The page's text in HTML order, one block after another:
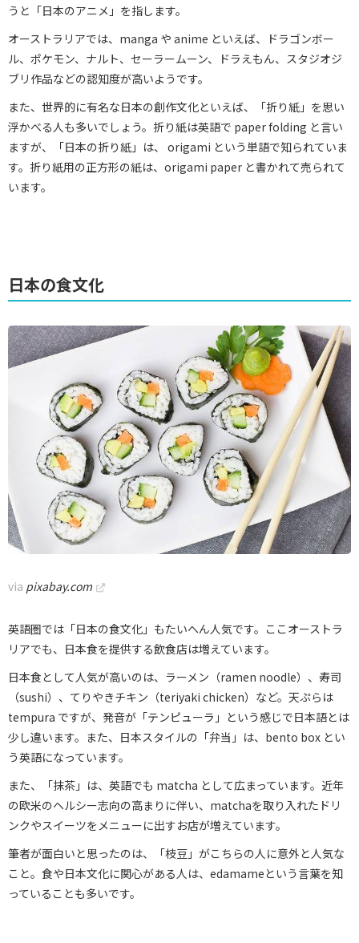
うと「日本のアニメ」を指します。
オーストラリアでは、manga や anime といえば、ドラゴンボー
ル、ポケモン、ナルト、セーラームーン、ドラえもん、スタジオジ
ブリ作品などの認知度が高いようです。
また、世界的に有名な日本の創作文化といえば、「折り紙」を思い
浮かべる人も多いでしょう。折り紙は英語で paper folding と言い
ますが、「日本の折り紙」は、 origami という単語で知られていま
す。折り紙用の正方形の紙は、origami paper と書かれて売られて
います。
日本の食文化
via pixabay.com
英語圏では「日本の食文化」もたいへん人気です。ここオーストラ
リアでも、日本食を提供する飲食店は増えています。
日本食として人気が高いのは、ラーメン（ramen noodle）、寿司
（sushi）、てりやきチキン（teriyaki chicken）など。天ぷらは
tempura ですが、発音が「テンピューラ」という感じで日本語とは
少し違います。また、日本スタイルの「弁当」は、bento box とい
う英語になっています。
また、「抹茶」は、英語でも matcha として広まっています。近年
の欧米のヘルシー志向の高まりに伴い、matchaを取り入れたドリ
ンクやスイーツをメニューに出すお店が増えています。
筆者が面白いと思ったのは、「枝豆」がこちらの人に意外と人気な
こと。食や日本文化に関心がある人は、edamameという言葉を知
っていることも多いです。